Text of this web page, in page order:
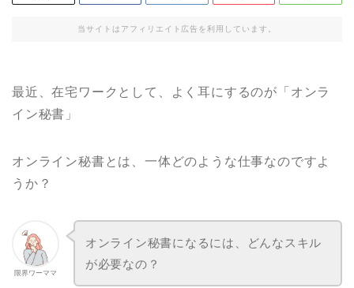
当サイトはアフィリエイト広告を利用しています。
最近、在宅ワークとして、よく耳にするのが「オンラ
イン秘書」
オンライン秘書とは、一体どのような仕事なのですよ
うか？
限界ワーママ
オンライン秘書になるには、どんなスキル
が必要なの？